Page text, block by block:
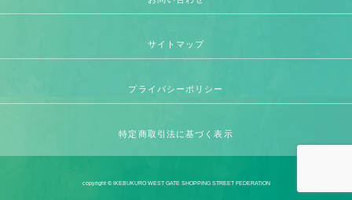
サイトマップ
プライバシーポリシー
特定商取引法に基づく表示
copyright © IKEBUKURO WEST GATE SHOPPING STREET FEDERATION